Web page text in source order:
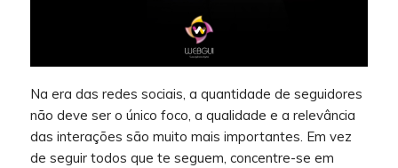
Na era das redes sociais, a quantidade de seguidores
não deve ser o único foco, a qualidade e a relevância
das interações são muito mais importantes. Em vez
de seguir todos que te seguem, concentre-se em